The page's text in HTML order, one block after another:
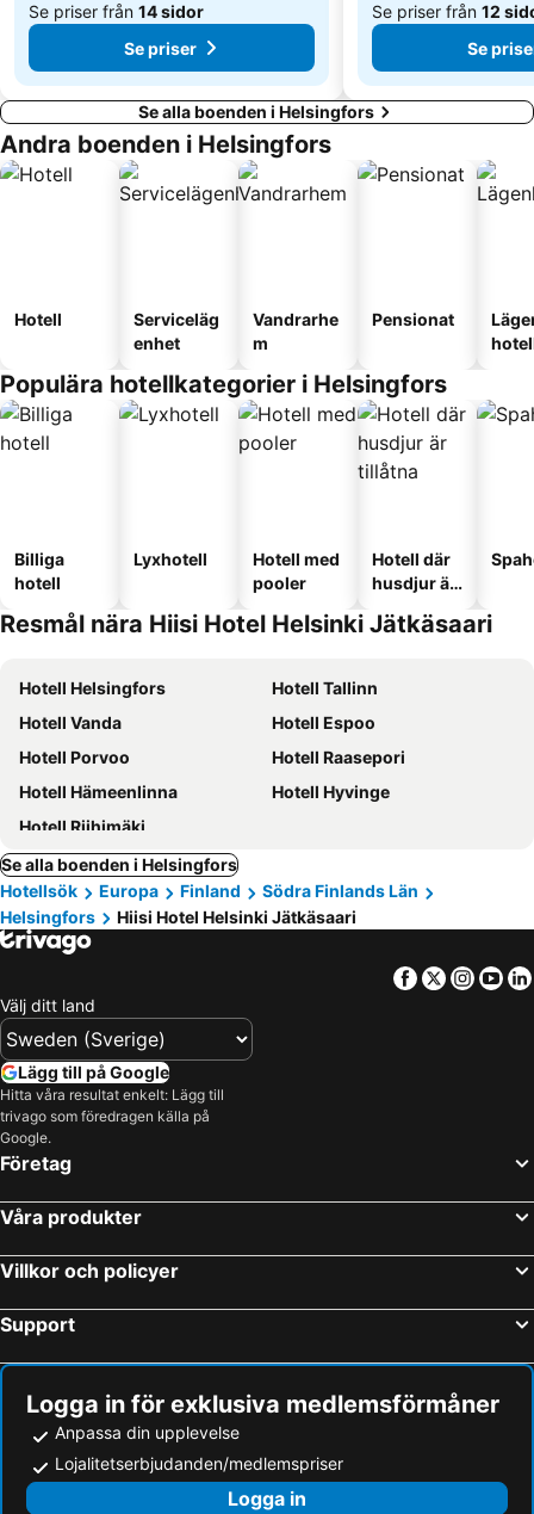
Se priser från 14 sidor
Se priser
Se priser från 12
Se
Se alla boenden i Helsingfors
Andra boenden i Helsingfors
Hotell
Serviceläg
enhet
Vandrarhe
m
Pensionat
Populära hotellkategorier i Helsingfors
Billiga
hotell
Lyxhotell
Hotell med
pooler
Hotell där
husdjur är
Resmål nära Hiisi Hotel Helsinki Jätkäsaari
Hotell Helsingfors
Hotell Tallinn
Hotell Vanda
Hotell Espoo
Hotell Porvoo
Hotell Raasepori
Hotell Hämeenlinna
Hotell Hyvinge
Hotell Riihimäki
Se alla boenden i Helsingfors
Hotellsök
Europa Finland
Södra Finlands Län
Helsingfors
Hiisi Hotel Helsinki Jätkäsaari
Facebook
Twitter
Välj ditt land
Lägg till på Google
Hitta våra resultat enkelt: Lägg till
trivago som föredragen källa på
Google.
Företag
Våra produkter
Villkor och policyer
Support
Logga in för exklusiva medlemsförmåner
Anpassa din upplevelse
Lojalitetserbjudanden/medlemspriser
Logga in